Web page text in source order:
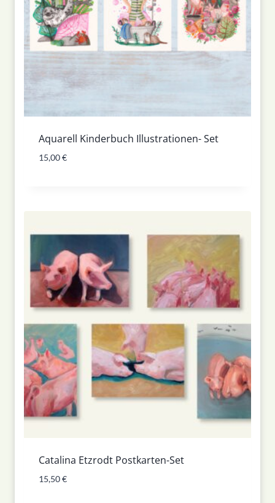
Aquarell Kinderbuch Illustrationen- Set
15,00€
Catalina Etzrodt Postkarten-Set
15,50€